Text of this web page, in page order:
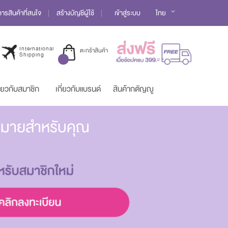
รสินค้าที่สนใจ สร้างบัญชีผู้ใช้ เข้าสู่ระบบ Language
ไทย
International
Shipping ตะกร้าสินค้า
วกับสมาชิก เกี่ยวกับแบรนด์ สินค้ากตัญญู
มายสำหรับคุณ